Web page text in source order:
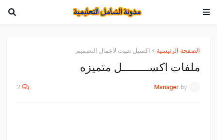
الصفحة الرئيسية اكسيل شيت لاعمال التصميم
ملفات اكســــــــل متميزه
by
Manager
2